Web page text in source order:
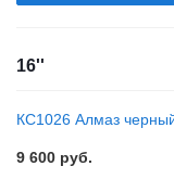
16''
КС1026 Алмаз
9 600 руб.